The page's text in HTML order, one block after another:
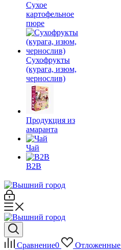
Сухое
картофельное
пюре
Сухофрукты
(курага, изюм,
чернослив)
Продукция из
амаранта
Чай
B2B
Сравнение0 Отложенные